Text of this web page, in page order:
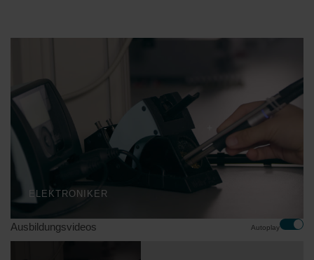
ELEKTRONIKER
Ausbildungsvideos Autoplay